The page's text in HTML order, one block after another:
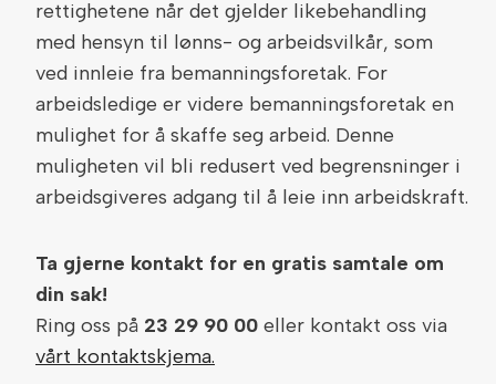
rettighetene når det gjelder likebehandling
med hensyn til lønns- og arbeidsvilkår, som
ved innleie fra bemanningsforetak. For
arbeidsledige er videre bemanningsforetak en
mulighet for å skaffe seg arbeid. Denne
muligheten vil bli redusert ved begrensninger i
arbeidsgiveres adgang til å leie inn arbeidskraft.
Ta gjerne kontakt for en gratis samtale om
din sak!
Ring oss på 23 29 90 00 eller kontakt oss via
vårt kontaktskjema.